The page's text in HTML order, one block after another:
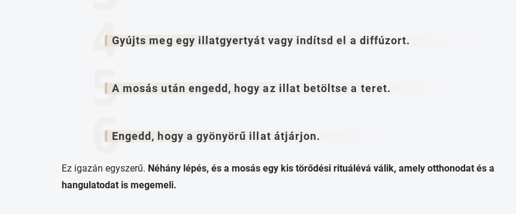
Gyújts meg egy illatgyertyát vagy indítsd el a diffúzort.
A mosás után engedd, hogy az illat betöltse a teret.
Engedd, hogy a gyönyörű illat átjárjon.
Ez igazán egyszerű. Néhány lépés, és a mosás egy kis törődési rituálévá válik, amely otthonodat és a
hangulatodat is megemeli.